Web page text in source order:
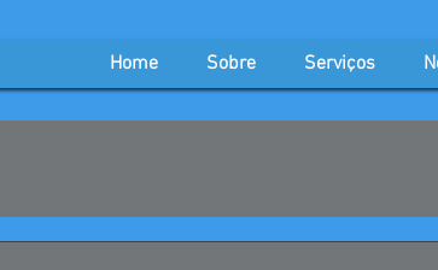
Home Sobre Serviços